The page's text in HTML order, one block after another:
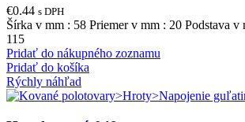
€0.44 s DPH
Šírka v mm : 58 Priemer v mm : 20 Podstava
115
Pridať do nákupného zoznamu
Pridať do košíka
Rýchly náhľad